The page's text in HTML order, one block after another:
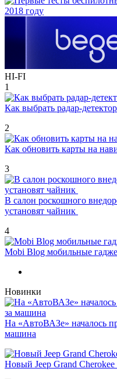
HI-FI
1
Как выбрать радар-
2
Как обновить карты на
3
В салон роскошного
установят чайник
4
Mobi Blog мобильные
Новинки
На «АвтоВАЗе» началось
машина
Новый Jeep Grand